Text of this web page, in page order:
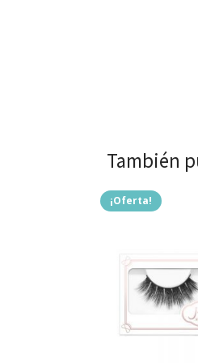
También
¡Oferta!